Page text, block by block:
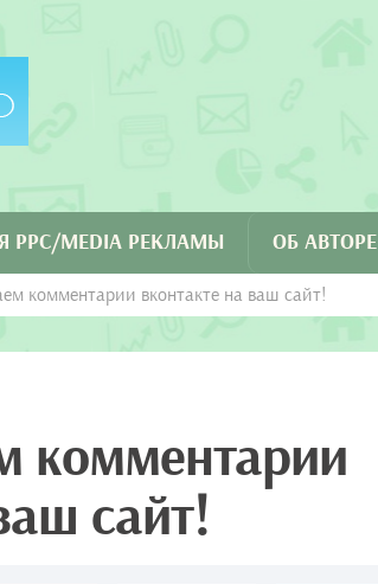
PPC/MEDIA РЕКЛАМЫ ОБ АВТОРЕ
комментарии вконтакте на ваш сайт!
комментарии
сайт!